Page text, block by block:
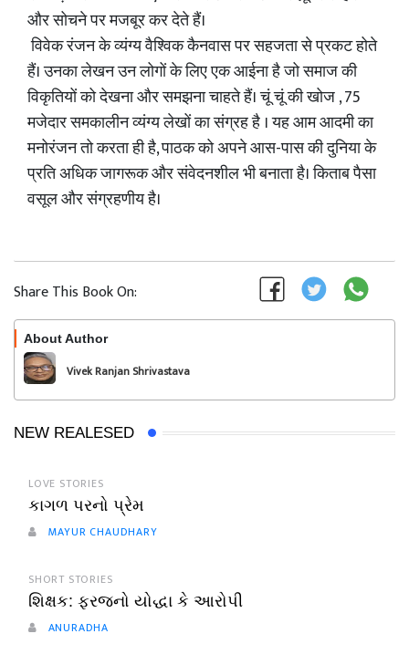
और सोचने पर मजबूर कर देते हैं।
विवेक रंजन के व्यंग्य वैश्विक कैनवास पर सहजता से प्रकट होते
हैं। उनका लेखन उन लोगों के लिए एक आईना है जो समाज की
विकृतियों को देखना और समझना चाहते हैं। चूं चूं की खोज , 75
मजेदार समकालीन व्यंग्य लेखों का संग्रह है । यह आम आदमी का
मनोरंजन तो करता ही है, पाठक को अपने आस-पास की दुनिया के
प्रति अधिक जागरूक और संवेदनशील भी बनाता है। किताब पैसा
वसूल और संग्रहणीय है।
Share This Book On:
About Author
Vivek Ranjan Shrivastava
NEW REALESED
LOVE STORIES
કાગળ પરનો પ્રેમ
MAYUR CHAUDHARY
SHORT STORIES
શિક્ષક: ફરજનો યોદ્ધા કે આરોપી
ANURADHA